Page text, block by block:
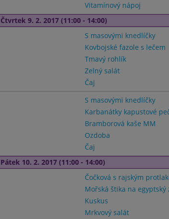
Vitamínový nápoj
Čtvrtek 9. 2. 2017 (11:00 - 14:00)
S masovými knedlíčky
Kovbojské fazole s lečem
Tmavý rohlík
Zelný salát
Čaj
S masovými knedlíčky
Karbanátky kapustové
Bramborová kaše MM
Ozdoba
Čaj
Pátek 10. 2. 2017 (11:00 - 14:00)
Čočková s rajským
Mořská štika na egyptský
Kuskus
Mrkvový salát